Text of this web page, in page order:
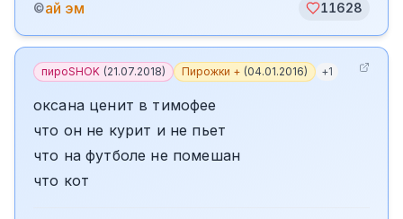
©ай эм 11628
пироSHOK (21.07.2018) Пирожки + (04.01.2016) +1
оксана ценит в тимофее
что он не курит и не пьет
что на футболе не помешан
что кот